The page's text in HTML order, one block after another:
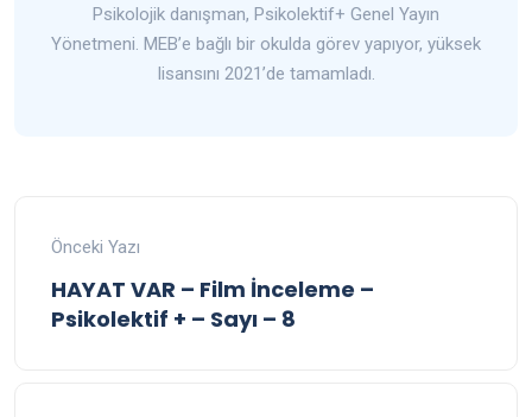
Psikolojik danışman, Psikolektif+ Genel Yayın
Yönetmeni. MEB’e bağlı bir okulda görev yapıyor, yüksek
lisansını 2021’de tamamladı.
Önceki Yazı
HAYAT VAR – Film İnceleme –
Psikolektif + – Sayı – 8